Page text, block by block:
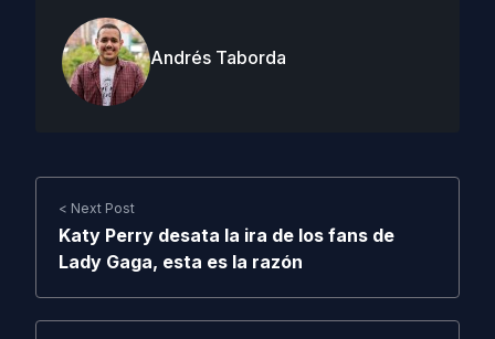
Andrés Taborda
< Next Post
Katy Perry desata la ira de los fans de
Lady Gaga, esta es la razón